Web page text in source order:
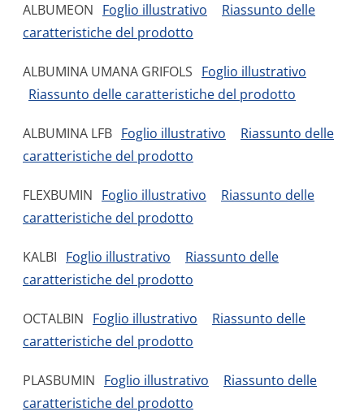
ALBUMEON Foglio illustrativo
Riassunto delle
caratteristiche del prodotto
ALBUMINA UMANA GRIFOLS Foglio illustrativo
Riassunto delle caratteristiche del prodotto
ALBUMINA LFB Foglio illustrativo
Riassunto delle
caratteristiche del prodotto
FLEXBUMIN Foglio illustrativo
Riassunto delle
caratteristiche del prodotto
KALBI Foglio illustrativo
Riassunto delle
caratteristiche del prodotto
OCTALBIN Foglio illustrativo
Riassunto delle
caratteristiche del prodotto
PLASBUMIN Foglio illustrativo
Riassunto delle
caratteristiche del prodotto